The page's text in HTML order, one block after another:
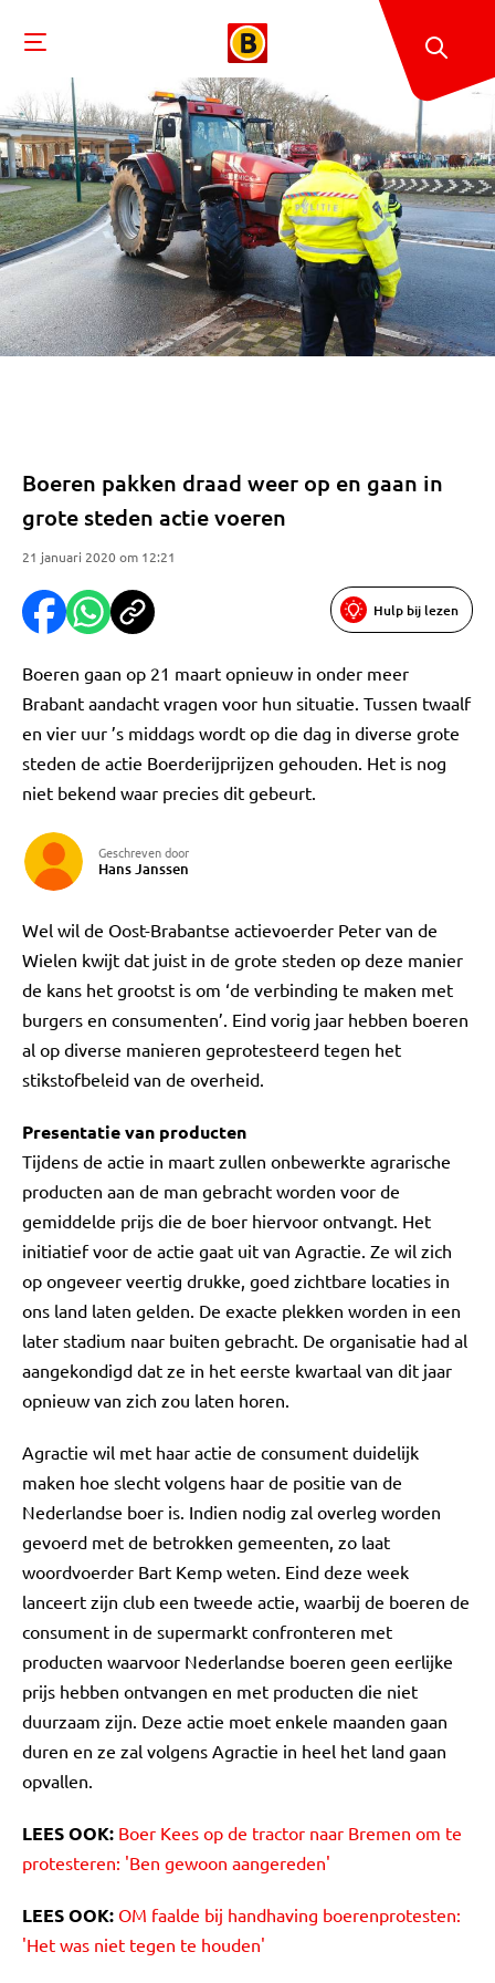
Boeren pakken draad weer op en gaan in
grote steden actie voeren
21 januari 2020 om 12:21
Hulp bij lezen
Boeren gaan op 21 maart opnieuw in onder meer
Brabant aandacht vragen voor hun situatie. Tussen twaalf
en vier uur ’s middags wordt op die dag in diverse grote
steden de actie Boerderijprijzen gehouden. Het is nog
niet bekend waar precies dit gebeurt.
Geschreven door
Hans Janssen
Wel wil de Oost-Brabantse actievoerder Peter van de
Wielen kwijt dat juist in de grote steden op deze manier
de kans het grootst is om ‘de verbinding te maken met
burgers en consumenten’. Eind vorig jaar hebben boeren
al op diverse manieren geprotesteerd tegen het
stikstofbeleid van de overheid.
Presentatie van producten
Tijdens de actie in maart zullen onbewerkte agrarische
producten aan de man gebracht worden voor de
gemiddelde prijs die de boer hiervoor ontvangt. Het
initiatief voor de actie gaat uit van Agractie. Ze wil zich
op ongeveer veertig drukke, goed zichtbare locaties in
ons land laten gelden. De exacte plekken worden in een
later stadium naar buiten gebracht. De organisatie had al
aangekondigd dat ze in het eerste kwartaal van dit jaar
opnieuw van zich zou laten horen.
Agractie wil met haar actie de consument duidelijk
maken hoe slecht volgens haar de positie van de
Nederlandse boer is. Indien nodig zal overleg worden
gevoerd met de betrokken gemeenten, zo laat
woordvoerder Bart Kemp weten. Eind deze week
lanceert zijn club een tweede actie, waarbij de boeren de
consument in de supermarkt confronteren met
producten waarvoor Nederlandse boeren geen eerlijke
prijs hebben ontvangen en met producten die niet
duurzaam zijn. Deze actie moet enkele maanden gaan
duren en ze zal volgens Agractie in heel het land gaan
opvallen.
LEES OOK: Boer Kees op de tractor naar Bremen om te
protesteren: 'Ben gewoon aangereden'
LEES OOK: OM faalde bij handhaving boerenprotesten:
'Het was niet tegen te houden'